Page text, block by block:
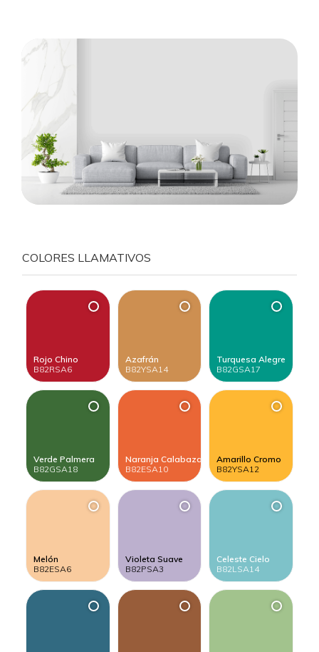
COLORES LLAMATIVOS
Rojo Chino
B82RSA6
Azafrán
B82YSA14
Turquesa Alegre
B82GSA17
Verde Palmera
B82GSA18
Naranja Calabaza
B82ESA10
Amarillo Cromo
B82YSA12
Melón
B82ESA6
Violeta Suave
B82PSA3
Celeste Cielo
B82LSA14